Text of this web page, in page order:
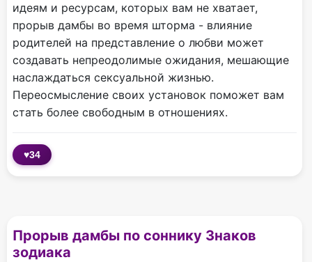
идеям и ресурсам, которых вам не хватает,
прорыв дамбы во время шторма - влияние
родителей на представление о любви может
создавать непреодолимые ожидания, мешающие
наслаждаться сексуальной жизнью.
Переосмысление своих установок поможет вам
стать более свободным в отношениях.
♥34
Прорыв дамбы по соннику Знаков
зодиака